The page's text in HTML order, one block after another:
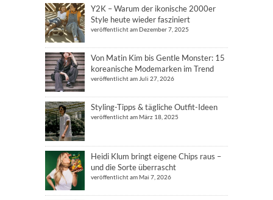
Y2K – Warum der ikonische 2000er
Style heute wieder fasziniert
veröffentlicht am Dezember 7, 2025
Von Matin Kim bis Gentle Monster: 15
koreanische Modemarken im Trend
veröffentlicht am Juli 27, 2026
Styling-Tipps & tägliche Outfit-Ideen
veröffentlicht am März 18, 2025
Heidi Klum bringt eigene Chips raus –
und die Sorte überrascht
veröffentlicht am Mai 7, 2026